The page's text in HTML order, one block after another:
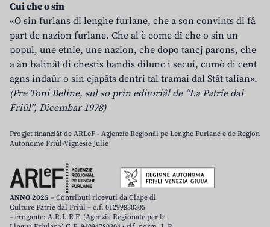
Cui che o sin
«O sin furlans di lenghe furlane, che a son convints di fâ
part de nazion furlane. Che al è come dî che o sin un
popul, une etnie, une nazion, che dopo tancj parons, che
a àn balinât di chestis bandis dilunc i secui, cumò di cent
agns indaûr o sin cjapâts dentri tal tramai dal Stât talian».
(Pre Toni Beline, sul so prin editoriâl de “La Patrie dal
Friûl”, Dicembar 1978)
Progjet finanziât de ARLeF - Agjenzie Regjonâl pe Lenghe Furlane e de Regjon
Autonome Friûl-Vignesie Julie
ANNO 2025 – Contributi ricevuti da Clape di
Culture Patrie dal Friûl – c.f. 01299830305
– erogante: A.R.L.E.F. (Agenzia Regionale per la